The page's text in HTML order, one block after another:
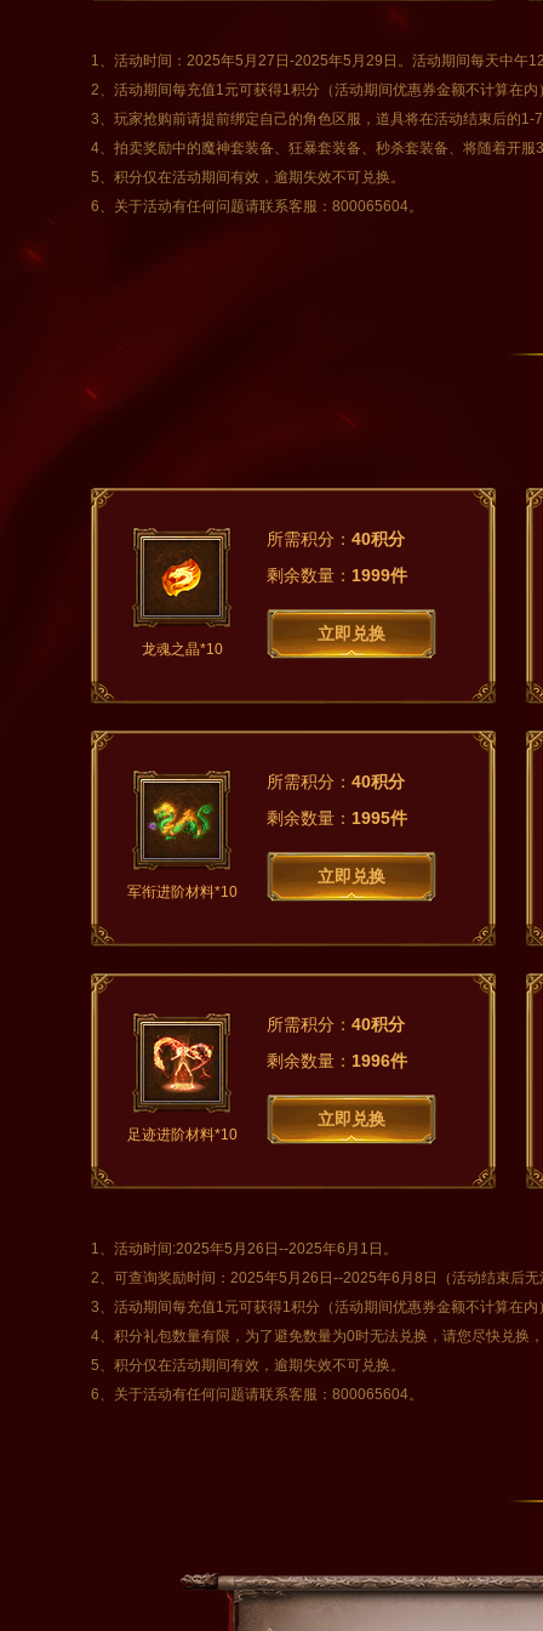
1、活动时间：2025年5月27日-2025年5月29日。活动期间每天中午
2、活动期间每充值1元可获得1积分（活动期间优惠券金额不计算在内
3、玩家抢购前请提前绑定自己的角色区服，道具将在活动结束后的1-
4、拍卖奖励中的魔神套装备、狂暴套装备、秒杀套装备、将随着开
5、积分仅在活动期间有效，逾期失效不可兑换。
6、关于活动有任何问题请联系客服：800065604。
龙魂之晶*10
所需积分： 40积分
剩余数量： 1999件
立即兑换
军衔进阶材料*10
所需积分： 40积分
剩余数量： 1995件
立即兑换
足迹进阶材料*10
所需积分： 40积分
剩余数量： 1996件
立即兑换
1、活动时间:2025年5月26日--2025年6月1日。
2、可查询奖励时间：2025年5月26日--2025年6月8日（活动结束后无
3、活动期间每充值1元可获得1积分（活动期间优惠券金额不计算在内
4、积分礼包数量有限，为了避免数量为0时无法兑换，请您尽快兑换
5、积分仅在活动期间有效，逾期失效不可兑换。
6、关于活动有任何问题请联系客服：800065604。